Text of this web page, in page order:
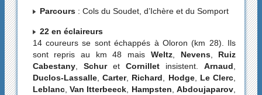
Parcours: Cols du Soudet, d’Ichère et du Somport
22 en éclaireurs
14 coureurs se sont échappés à Oloron (km 28). Ils
sont repris au km 48 mais Weltz, Nevens, Ruiz
Cabestany, Schuret Cornilletinsistent.Arnaud
Duclos-Lassalle, Carter, Richard Hodge, Le Clerc
Leblanc, Van Itterbeeck Hampsten ,Abdoujaparov